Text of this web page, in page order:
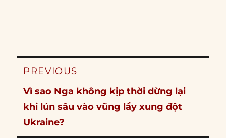
Post
PREVIOUS
Previous
post:
Vì sao Nga không kịp thời dừng lại
khi lún sâu vào vũng lầy xung đột
Ukraine?